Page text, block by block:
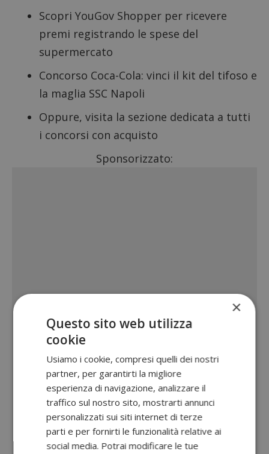
Scopri YouGov Shopper per ricevere
premi registrando le spese del
supermercato
Concorso Coca-Cola: vinci il kit del tifoso e
la maglia SSC Napoli
Oppure, visita la sezione dedicata a tutti
i concorsi con acquisto
Sponsorizzato:
×
Questo sito web utilizza
cookie
Usiamo i cookie, compresi quelli dei nostri
partner, per garantirti la migliore
esperienza di navigazione, analizzare il
traffico sul nostro sito, mostrarti annunci
personalizzati sui siti internet di terze
parti e per fornirti le funzionalità relative ai
social media. Potrai modificare le tue